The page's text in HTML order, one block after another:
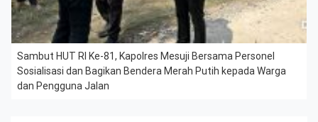
Sambut HUT RI Ke-81, Kapolres Mesuji Bersama Personel
Sosialisasi dan Bagikan Bendera Merah Putih kepada Warga
dan Pengguna Jalan